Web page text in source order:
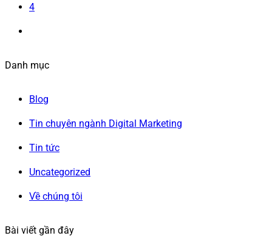
4
Danh mục
Blog
Tin chuyên ngành Digital Marketing
Tin tức
Uncategorized
Về chúng tôi
Bài viết gần đây